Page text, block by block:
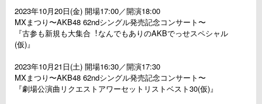
2023年10⽉20⽇(⾦) 開場17:00／開演18:00
MXまつり〜AKB48 62ndシングル発売記念コンサート〜
『古参も新規も⼤集合︕なんでもありのAKBでっせスペシャル
(仮)』
2023年10⽉21⽇(⼟) 開場16:30／開演17:30
MXまつり〜AKB48 62ndシングル発売記念コンサート〜
『劇場公演曲リクエストアワーセットリストベスト30(仮)』